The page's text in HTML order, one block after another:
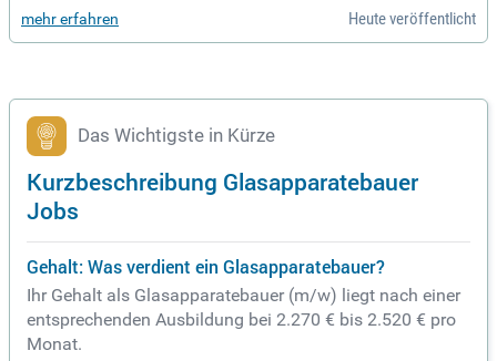
mehr erfahren Heute veröffentlicht
Das Wichtigste in Kürze
Kurzbeschreibung Glasapparatebauer
Jobs
Gehalt: Was verdient ein Glasapparatebauer?
Ihr Gehalt als Glasapparatebauer (m/w) liegt nach einer
entsprechenden Ausbildung bei 2.270 € bis 2.520 € pro
Monat.